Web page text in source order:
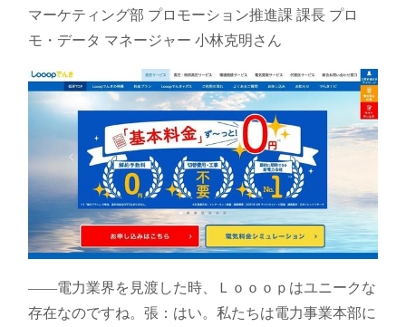
マーケティング部 プロモーション推進課 課長 プロ
モ・データ マネージャー ​​小林克明さん
――電力業界を見渡した時、Ｌｏｏｏｐはユニークな
存在なのですね。張：はい。私たちは電力事業本部に